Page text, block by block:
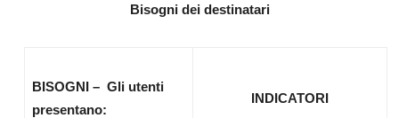
Bisogni dei destinatari
BISOGNI – Gli utenti
presentano:
INDICATORI